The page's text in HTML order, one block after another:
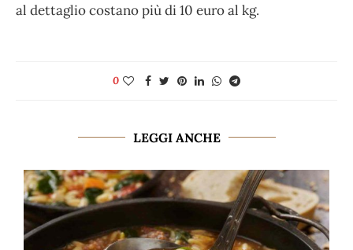
al dettaglio costano più di 10 euro al kg.
0
LEGGI ANCHE